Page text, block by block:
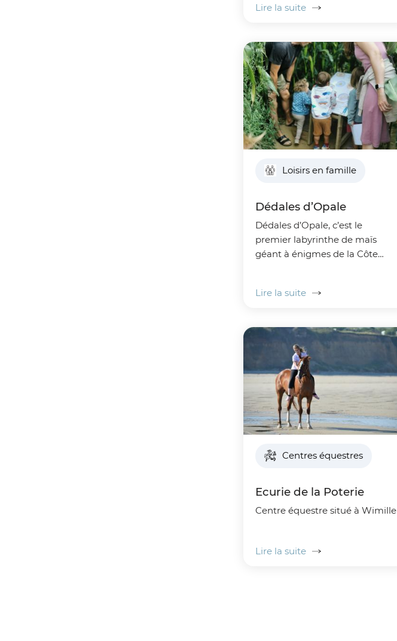
Lire la suite
Loisirs en famille
Dédales d’Opale
Dédales d’Opale, c’est le
premier labyrinthe de maïs
géant à énigmes de la Côte
Lire la suite
Centres équestres
Ecurie de la Poterie
Centre équestre situé à Wimille
Lire la suite